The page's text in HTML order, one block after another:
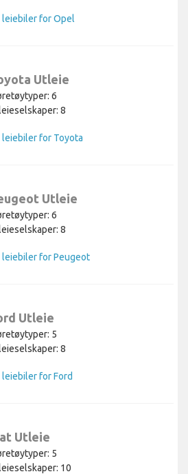
leiebiler for Opel
Utleie
6
8
leiebiler for Toyota
Utleie
6
8
leiebiler for Peugeot
Utleie
5
8
leiebiler for Ford
Utleie
5
10